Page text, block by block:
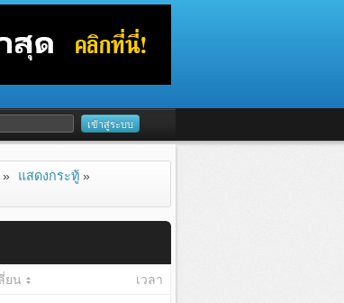
» แสดงกระทู้ »